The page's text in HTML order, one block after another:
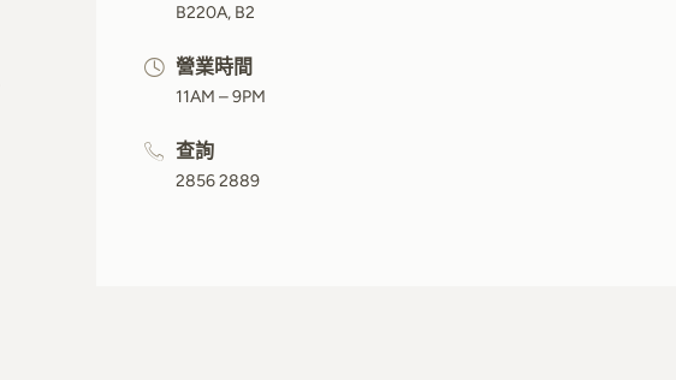
B220A, B2
營業時間
11AM – 9PM
查詢
2856 2889